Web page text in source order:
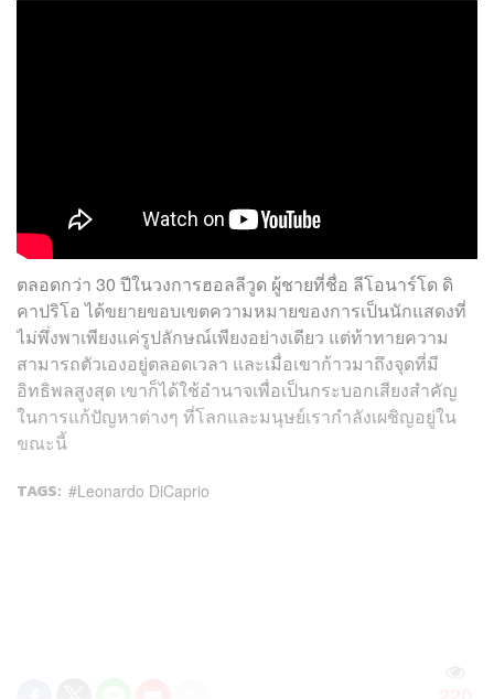
ตลอดกว่า 30 ปีในวงการฮอลลีวูด ผู้ชายที่ชื่อ ลีโอนาร์โด ดิ
คาปริโอ ได้ขยายขอบเขตความหมายของการเป็นนักแสดงที่
ไม่พึ่งพาเพียงแค่รูปลักษณ์เพียงอย่างเดียว แต่ท้าทายความ
สามารถตัวเองอยู่ตลอดเวลา และเมื่อเขาก้าวมาถึงจุดที่มี
อิทธิพลสูงสุด เขาก็ได้ใช้อำนาจเพื่อเป็นกระบอกเสียงสำคัญ
ในการแก้ปัญหาต่างๆ ที่โลกและมนุษย์เรากำลังเผชิญอยู่ใน
ขณะนี้
TAGS: Leonardo DiCaprio